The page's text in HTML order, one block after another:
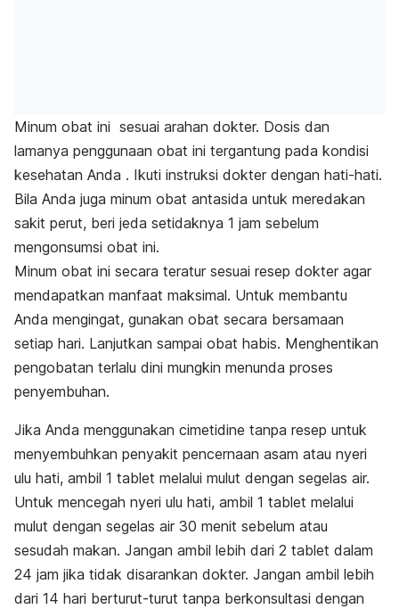
Minum obat ini sesuai arahan dokter. Dosis dan
lamanya penggunaan obat ini tergantung pada kondisi
kesehatan Anda . Ikuti instruksi dokter dengan hati-hati.
Bila Anda juga minum obat antasida untuk meredakan
sakit perut, beri jeda setidaknya 1 jam sebelum
mengonsumsi obat ini.
Minum obat ini secara teratur sesuai resep dokter agar
mendapatkan manfaat maksimal. Untuk membantu
Anda mengingat, gunakan obat secara bersamaan
setiap hari. Lanjutkan sampai obat habis. Menghentikan
pengobatan terlalu dini mungkin menunda proses
penyembuhan.
Jika Anda menggunakan cimetidine tanpa resep untuk
menyembuhkan penyakit pencernaan asam atau nyeri
ulu hati, ambil 1 tablet melalui mulut dengan segelas air.
Untuk mencegah nyeri ulu hati, ambil 1 tablet melalui
mulut dengan segelas air 30 menit sebelum atau
sesudah makan. Jangan ambil lebih dari 2 tablet dalam
24 jam jika tidak disarankan dokter. Jangan ambil lebih
dari 14 hari berturut-turut tanpa berkonsultasi dengan